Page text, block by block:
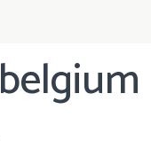
belgium